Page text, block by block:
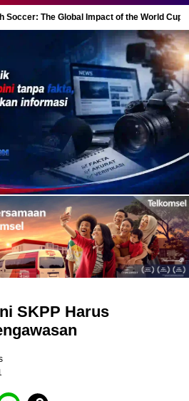
Soccer: The Global Impact of the World Cup
SKPP Harus